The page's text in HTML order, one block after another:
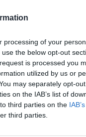
processing of your
the below opt-out
is processed you
utilized by us or
may separately opt-
on the IAB’s list of
third parties on the
third parties.